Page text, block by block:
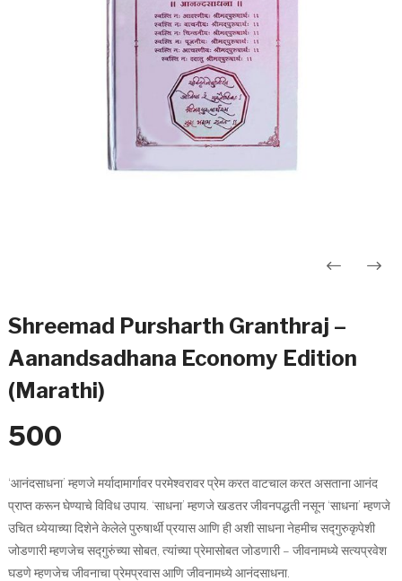
navigation
Shreemad Pursharth Granthraj –
Aanandsadhana Economy Edition
(Marathi)
500
‘आनंदसाधना’ म्हणजे मर्यादामार्गावर परमेश्‍वरावर प्रेम करत वाटचाल करत असताना आनंद
प्राप्त करून घेण्याचे विविध उपाय. ‘साधना’ म्हणजे खडतर जीवनपद्धती नसून ‘साधना’ म्हणजे
उचित ध्येयाच्या दिशेने केलेले पुरुषार्थी प्रयास आणि ही अशी साधना नेहमीच सद्गुरुकृपेशी
जोडणारी म्हणजेच सद्गुरुंच्या सोबत, त्यांच्या प्रेमासोबत जोडणारी – जीवनामध्ये सत्यप्रवेश
घडणे म्हणजेच जीवनाचा प्रेमप्रवास आणि जीवनामध्ये आनंदसाधना.